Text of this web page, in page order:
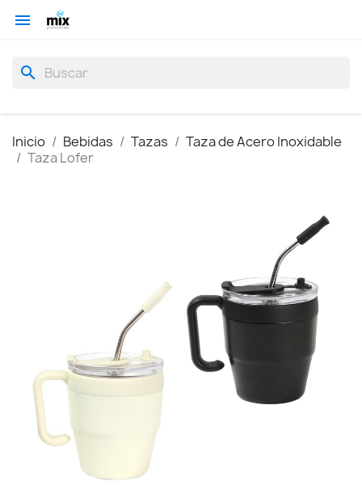

search
Inicio Bebidas Tazas
Taza de Acero Inoxidable
Taza Lofer